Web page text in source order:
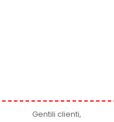
Gentili clienti,